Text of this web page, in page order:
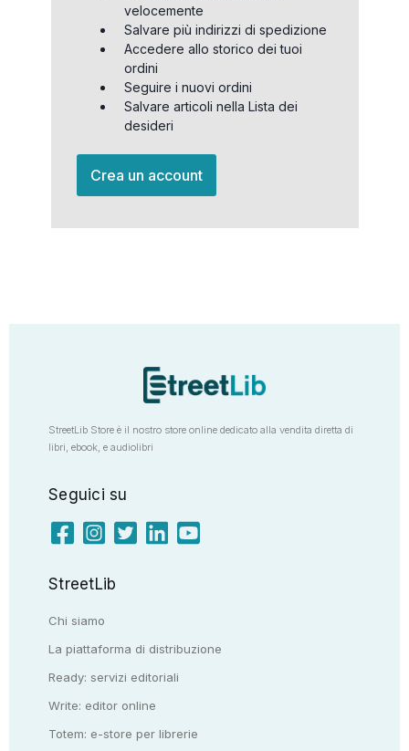
velocemente
Salvare più indirizzi di spedizione
Accedere allo storico dei tuoi
ordini
Seguire i nuovi ordini
Salvare articoli nella Lista dei
desideri
Crea un account
StreetLib Store è il nostro store online dedicato alla vendita diretta di
libri, ebook, e audiolibri
Seguici su
StreetLib
Chi siamo
La piattaforma di distribuzione
Ready: servizi editoriali
Write: editor online
Totem: e-store per librerie